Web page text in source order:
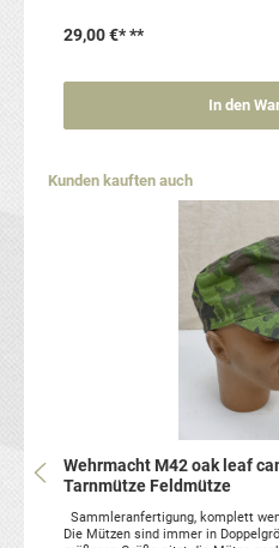
29,00 €***
In den
Produktgalerie überspringen
Kunden kauften auch
Wehrmacht M42 oak leaf
Tarnmütze Feldmütze
Sammleranfertigung, komplett
Die Mützen sind immer in